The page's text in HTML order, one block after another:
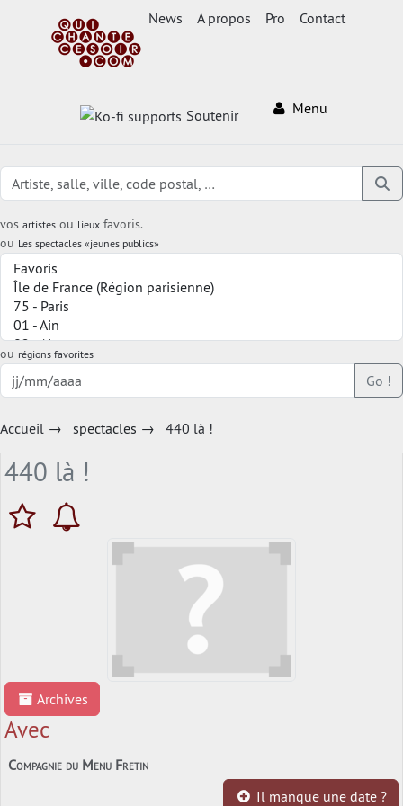
News A propos Pro Contact
Soutenir Menu
vos artistes ou lieux favoris.
ou Les spectacles «jeunes publics»
ou régions favorites
Go !
Accueil → spectacles → 440 là !
440 là !
Archives
Avec
Compagnie du Menu Fretin
Il manque une date ?